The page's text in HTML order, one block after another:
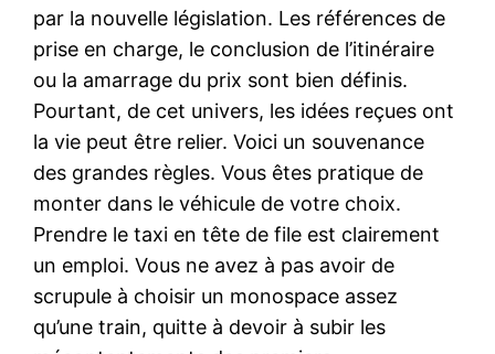
par la nouvelle législation. Les références de
prise en charge, le conclusion de l’itinéraire
ou la amarrage du prix sont bien définis.
Pourtant, de cet univers, les idées reçues ont
la vie peut être relier. Voici un souvenance
des grandes règles. Vous êtes pratique de
monter dans le véhicule de votre choix.
Prendre le taxi en tête de file est clairement
un emploi. Vous ne avez à pas avoir de
scrupule à choisir un monospace assez
qu’une train, quitte à devoir à subir les